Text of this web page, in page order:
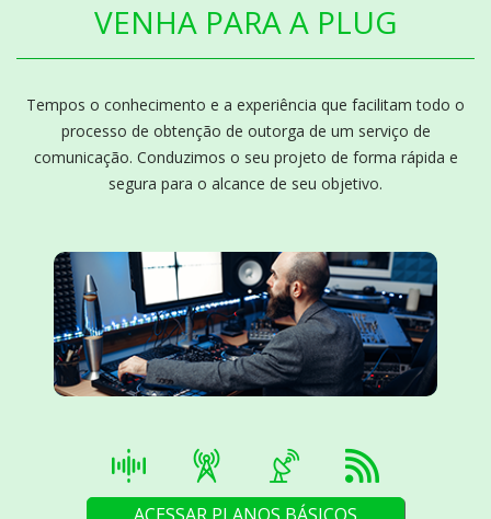
VENHA PARA A PLUG
Tempos o conhecimento e a experiência que facilitam todo o
processo de obtenção de outorga de um serviço de
comunicação. Conduzimos o seu projeto de forma rápida e
segura para o alcance de seu objetivo.